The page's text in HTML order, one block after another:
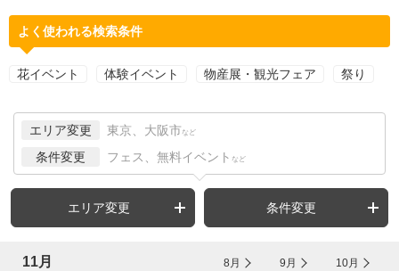
よく使われる検索条件
花イベント 体験イベント 物産展・観光フェア 祭り
エリア変更 東京、大阪市 など
条件変更 フェス、無料イベント など
エリア変更 条件変更
11月 8月 9月 10月